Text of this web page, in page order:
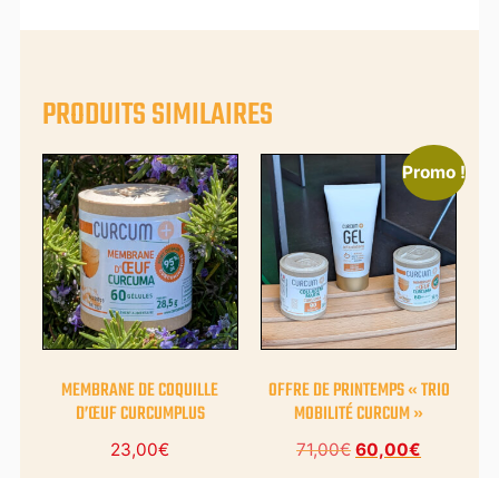
PRODUITS SIMILAIRES
MEMBRANE DE COQUILLE
D’ŒUF CURCUMPLUS
23,00€
Promo !
OFFRE DE PRINTEMPS « TRIO
MOBILITÉ CURCUM »
71,00€ 60,00€